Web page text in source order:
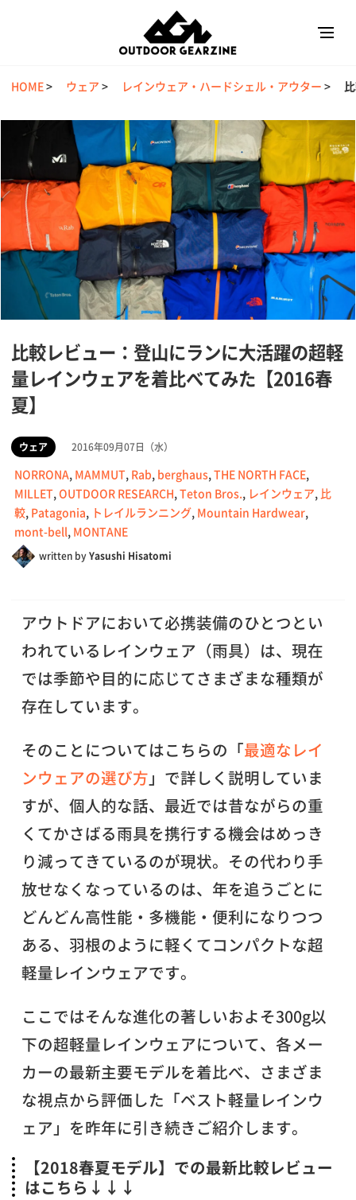
HOME> ウェア > レインウェア・ハードシェル・アウター >
比較レビュー：登山にランに大活躍の超軽
量レインウェアを着比べてみた【2016春
夏】
ウェア 2016年09月07日（水）
NORRONA, MAMMUT, Rab, berghaus,THE NORTH FACE,
MILLET,OUTDOOR RESEARCH,Teton Bros., レインウェア, 比
較, Patagonia, トレイルランニング, Mountain Hardwear,
mont-bell, MONTANE
written byYasushi Hisatomi
アウトドアにおいて必携装備のひとつとい
われているレインウェア（雨具）は、現在
では季節や目的に応じてさまざまな種類が
存在しています。
そのことについてはこちらの「最適なレイ
ンウェアの選び方 」で詳しく説明していま
すが、個人的な話、最近では昔ながらの重
くてかさばる雨具を携行する機会はめっき
り減ってきているのが現状。その代わり手
放せなくなっているのは、年を追うごとに
どんどん高性能・多機能・便利になりつつ
ある、羽根のように軽くてコンパクトな超
軽量レインウェアです。
ここではそんな進化の著しいおよそ300g以
下の超軽量レインウェアについて、各メー
カーの最新主要モデルを着比べ、さまざま
な視点から評価した「ベスト軽量レインウ
ェア」を昨年に引き続きご紹介します。
【2018春夏モデル】での最新比較レビュー
はこちら↓↓↓